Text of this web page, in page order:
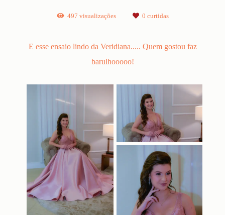
497 visualizações 0 curtidas
E esse ensaio lindo da Veridiana..... Quem gostou faz
barulhooooo!